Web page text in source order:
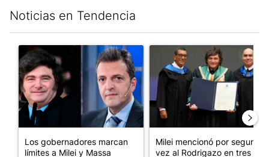
Noticias en Tendencia
Un artículo de tendencia con el título "Los gobernadores
Los gobernadores marcan
límites a Milei y Massa
Un artículo de tendencia
Milei mencionó por segunda
vez al Rodrigazo en tres